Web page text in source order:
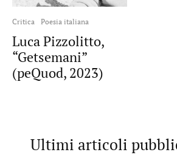
Critica Poesia italiana
Luca Pizzolitto,
“Getsemani”
(peQuod, 2023)
Ultimi articoli